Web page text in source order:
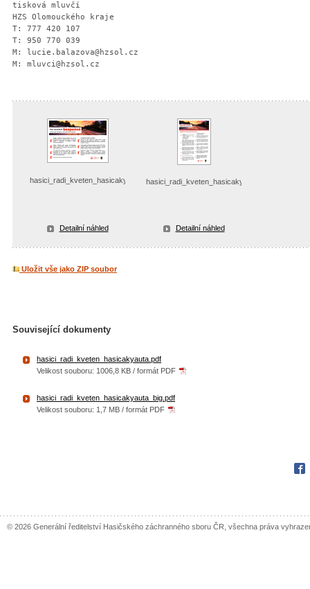
tisková mluvčí
HZS Olomouckého kraje
T: 777 420 107
T: 950 770 039
M: lucie.balazova@hzsol.cz
M: mluvci@hzsol.cz
hasici_radi_kveten_hasicakyauta
Detailní náhled
hasici_radi_kveten_hasicakyauta_big
Detailní náhled
Uložit vše jako ZIP soubor
Související dokumenty
hasici_radi_kveten_hasicakyauta.pdf
Velikost souboru: 1006,8 KB / formát PDF
hasici_radi_kveten_hasicakyauta_big.pdf
Velikost souboru: 1,7 MB / formát PDF
© 2026 Generální ředitelství Hasičského záchranného sboru ČR, všechna práva